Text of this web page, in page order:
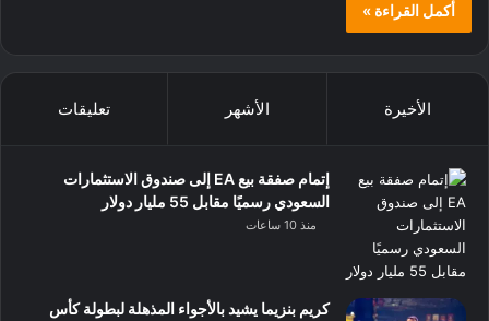
أكمل القراءة »
الأخيرة الأشهر تعليقات
إتمام صفقة بيع EA إلى صندوق الاستثمارات
السعودي رسميًا مقابل 55 مليار دولار
منذ 10 ساعات
كريم بنزيما يشيد بالأجواء المذهلة لبطولة كأس